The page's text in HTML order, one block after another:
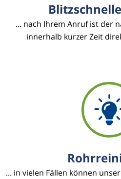
... nach Ihrem Anruf ist der
innerhalb kurzer Zeit
... in vielen Fällen können